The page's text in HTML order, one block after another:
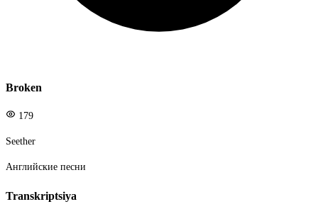
Broken
179
Seether
Английские песни
Transkriptsiya